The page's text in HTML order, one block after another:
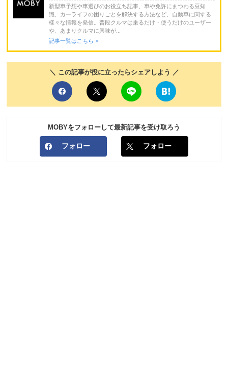
新型車予想や車選びのお役立ち記事、車や免許にまつわる豆知
識、カーライフの困りごとを解決する方法など、自動車に関する
様々な情報を発信。普段クルマは乗るだけ・使うだけのユーザー
や、あまりクルマに興味が...
記事一覧はこちら >
＼ この記事が役に立ったらシェアしよう ／
MOBYをフォローして最新記事を受け取ろう
フォロー フォロー